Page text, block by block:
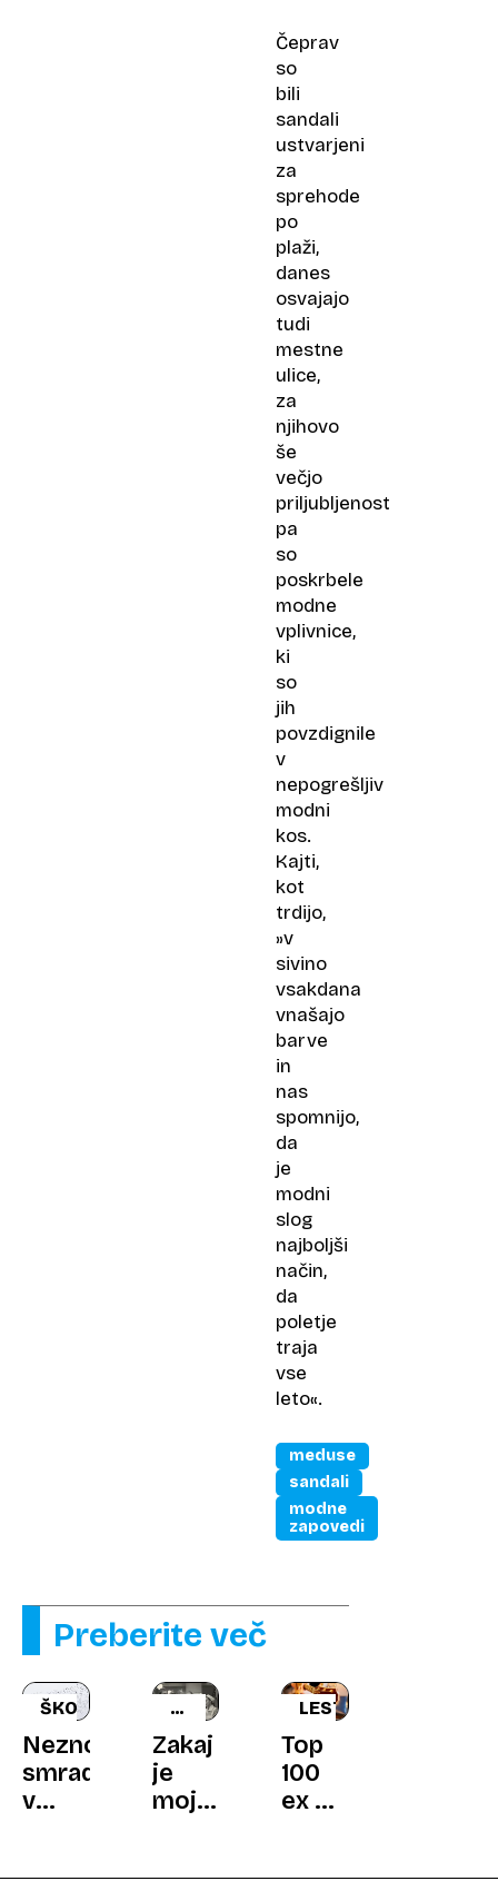
Čeprav
so
bili
sandali
ustvarjeni
za
sprehode
po
plaži,
danes
osvajajo
tudi
mestne
ulice,
za
njihovo
še
večjo
priljubljenost
pa
so
poskrbele
modne
vplivnice,
ki
so
jih
povzdignile
v
nepogrešljiv
modni
kos.
Kajti,
kot
trdijo,
»v
sivino
vsakdana
vnašajo
barve
in
nas
spomnijo,
da
je
modni
slog
najboljši
način,
da
poletje
traja
vse
leto«.
meduse
sandali
modne
zapovedi
Preberite več
ŠKORCI
Neznosen
smrad
v
obupani:
ZGODOVINA
V
FILMU
Zakaj
je
mojstrski
slovite
LESTVICA
Top
100
ex YU
znaš